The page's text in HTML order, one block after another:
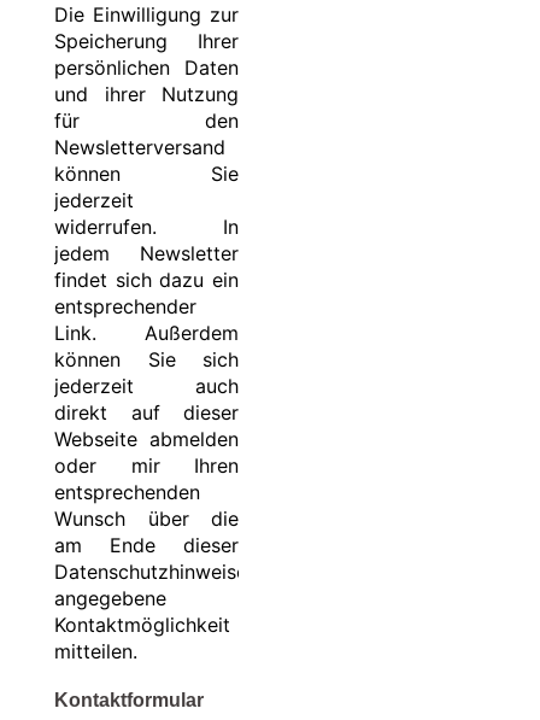
Die Einwilligung zur
Speicherung Ihrer
persönlichen Daten
und ihrer Nutzung
für den
Newsletterversand
können Sie
jederzeit
widerrufen. In
jedem Newsletter
findet sich dazu ein
entsprechender
Link. Außerdem
können Sie sich
jederzeit auch
direkt auf dieser
Webseite abmelden
oder mir Ihren
entsprechenden
Wunsch über die
am Ende dieser
Datenschutzhinweise
angegebene
Kontaktmöglichkeit
mitteilen.
Kontaktformular